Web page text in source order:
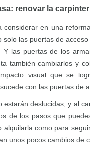
renovar la
considerar en una
solo las puertas de
Y las puertas de los
también cambiarlos y
visual que se
con las puertas de
estarán deslucidas, y al
de los pasos que
alquilarla como para
unos pocos cambios de